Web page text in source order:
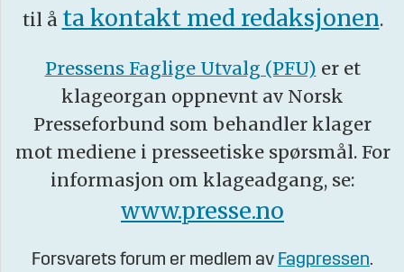
til å ta kontakt med redaksjonen.
Pressens Faglige Utvalg (PFU) er et
klageorgan oppnevnt av Norsk
Presseforbund som behandler klager
mot mediene i presseetiske spørsmål. For
informasjon om klageadgang, se:
www.presse.no
Forsvarets forum er medlem av Fagpressen.